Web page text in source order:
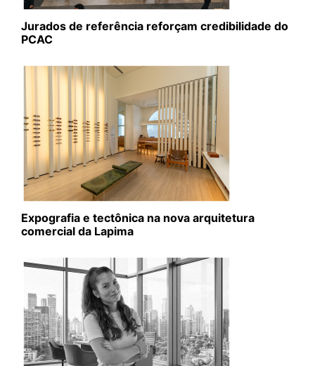
Jurados de referência reforçam credibilidade do
PCAC
Expografia e tectônica na nova arquitetura
comercial da Lapima